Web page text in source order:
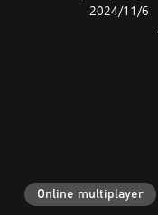
6‏/11‏/2024
Online multiplayer